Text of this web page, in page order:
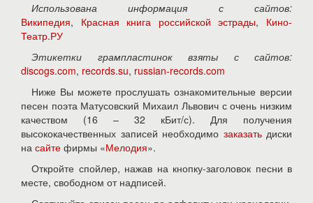
Использована информация с сайтов:
Википедия, Красная книга российской эстрады, Кино-
Театр.РУ
Этикетки грампластинок взяты с сайтов:
discogs.com, records.su, russian-records.com
Ниже Вы можете прослушать ознакомительные версии
песен поэта Матусовский Михаил Львович с очень низким
качеством (16 – 32 кБит/с). Для получения
высококачественных записей необходимо заказатьдиски
на сайте фирмы «Мелодия».
Откройте спойлер, нажав на кнопку-заголовок песни в
месте, свободном от надписей.